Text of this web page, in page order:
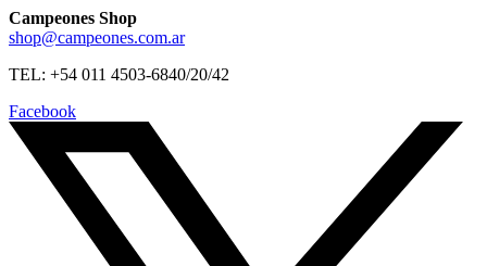
Campeones Shop
shop@campeones.com.ar
TEL: +54 011 4503-6840/20/42
Facebook